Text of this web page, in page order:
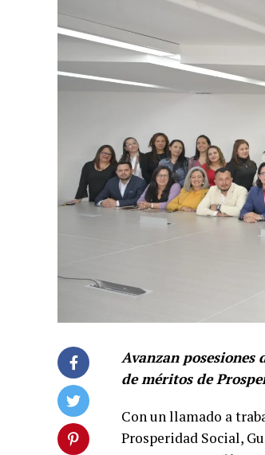
Avanzan posesiones
de méritos de
Con un llamado a
Prosperidad Social,